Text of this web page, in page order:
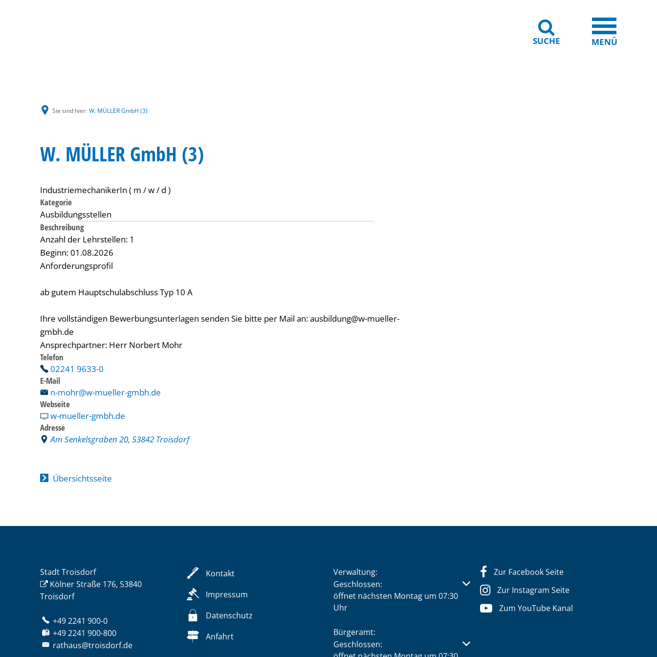
SUCHE MENÜ
Sie sind hier: W. MÜLLER GmbH (3)
W. MÜLLER GmbH (3)
IndustriemechanikerIn ( m / w / d )
Kategorie
Ausbildungsstellen
Beschreibung
Anzahl der Lehrstellen: 1
Beginn: 01.08.2026
Anforderungsprofil
ab gutem Hauptschulabschluss Typ 10 A
Ihre vollständigen Bewerbungsunterlagen senden Sie bitte per Mail an: ausbildung@w-mueller-
gmbh.de
Ansprechpartner: Herr Norbert Mohr
Telefon
02241 9633-0
E-Mail
n-mohr@w-mueller-gmbh.de
Webseite
w-mueller-gmbh.de
Adresse
Am Senkelsgraben 20, 53842 Troisdorf
Übersichtsseite
Stadt Troisdorf
Kölner Straße 176, 53840
Troisdorf
+49 2241 900-0
+49 2241 900-800
rathaus@troisdorf.de
Kontakt
Impressum
Datenschutz
Anfahrt
Verwaltung:
Klicken, um weitere Öffnungs- oder Schließzeiten auszublenden
Geschlossen:
öffnet nächsten Montag um 07:30
Uhr
Bürgeramt:
Klicken, um weitere Öffnungs- oder Schließzeiten auszublenden
Geschlossen:
Zur Facebook Seite
Zur Instagram Seite
Zum YouTube Kanal